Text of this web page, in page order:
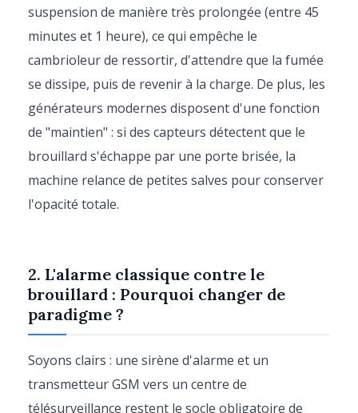
suspension de manière très prolongée (entre 45
minutes et 1 heure), ce qui empêche le
cambrioleur de ressortir, d'attendre que la fumée
se dissipe, puis de revenir à la charge. De plus, les
générateurs modernes disposent d'une fonction
de "maintien" : si des capteurs détectent que le
brouillard s'échappe par une porte brisée, la
machine relance de petites salves pour conserver
l'opacité totale.
2. L'alarme classique contre le
brouillard : Pourquoi changer de
paradigme ?
Soyons clairs : une sirène d'alarme et un
transmetteur GSM vers un centre de
télésurveillance restent le socle obligatoire de